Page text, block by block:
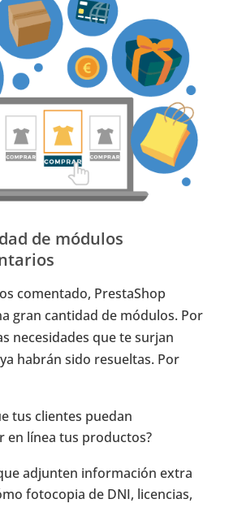
de módulos
comentado, PrestaShop
gran cantidad de módulos. Por
necesidades que te surjan
habrán sido resueltas. Por
tus clientes puedan
en línea tus productos?
adjunten información extra
fotocopia de DNI, licencias,